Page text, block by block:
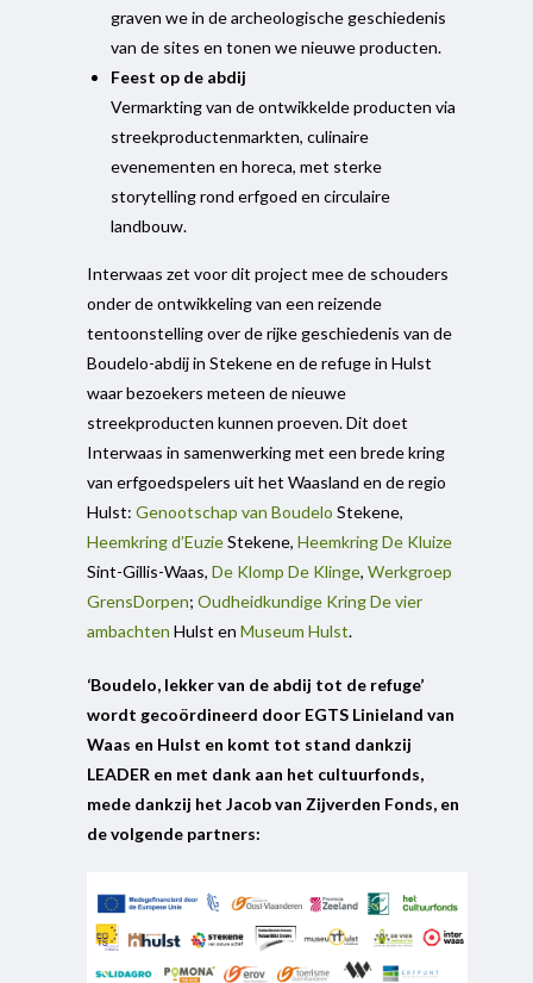
graven we in de archeologische geschiedenis
van de sites en tonen we nieuwe producten.
Feest op de abdij
Vermarkting van de ontwikkelde producten via
streekproductenmarkten, culinaire
evenementen en horeca, met sterke
storytelling rond erfgoed en circulaire
landbouw.
Interwaas zet voor dit project mee de schouders
onder de ontwikkeling van een reizende
tentoonstelling over de rijke geschiedenis van de
Boudelo-abdij in Stekene en de refuge in Hulst
waar bezoekers meteen de nieuwe
streekproducten kunnen proeven. Dit doet
Interwaas in samenwerking met een brede kring
van erfgoedspelers uit het Waasland en de regio
Hulst: Genootschap van Boudelo Stekene,
Heemkring d’EuzieStekene, Heemkring De Kluize
Sint-Gillis-Waas, De Klomp De Klinge, Werkgroep
GrensDorpen; Oudheidkundige Kring De vier
ambachten Hulst en Museum Hulst.
‘Boudelo, lekker van de abdij tot de refuge’
wordt gecoördineerd door EGTS Linieland van
Waas en Hulst en komt tot stand dankzij
LEADER en met dank aan het cultuurfonds,
mede dankzij het Jacob van Zijverden Fonds, en
de volgende partners: